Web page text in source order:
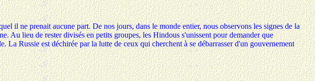
il ne prenait aucune part. De nos jours, dans le monde entier, nous observons les signes de la
Au lieu de rester divisés en petits groupes, les Hindous s'unissent pour demander que
Russie est déchirée par la lutte de ceux qui cherchent à se débarrasser d'un gouvernement